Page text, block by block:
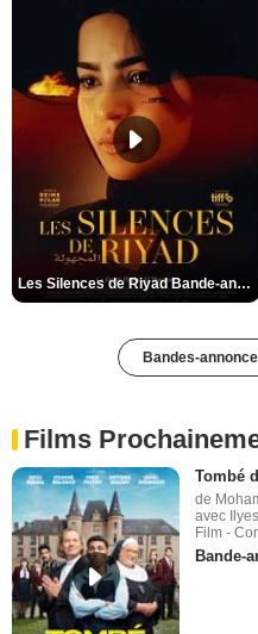
Les Silences de Riyad Bande-annonce VO STFR
Bandes-
Films
Tombé
de
avec
Film -
Bande-